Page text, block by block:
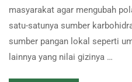
masyarakat agar mengubah
satu-satunya sumber
sumber pangan lokal seperti
lainnya yang nilai gizinya …